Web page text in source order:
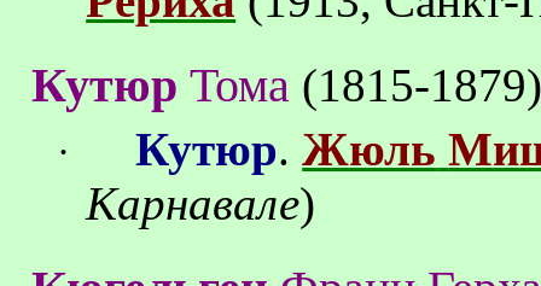
Кутюр Тома (1815-1879
· Кутюр.Жюль
Карнавале)